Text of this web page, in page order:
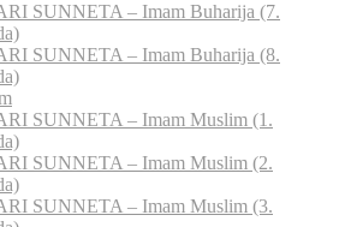
SUNNETA – Imam Buharija (7.
SUNNETA – Imam Buharija (8.
SUNNETA – Imam Muslim (1.
SUNNETA – Imam Muslim (2.
SUNNETA – Imam Muslim (3.